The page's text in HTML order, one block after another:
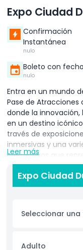
Expo Ciudad
Confirmación
Instantánea
nulo
Boleto con fecha
nulo
Entra en un mundo
Pase de Atracciones
donde la innovación,
en un destino
través de
inmersivas y una
interactivos que
Con acceso a
Distritos de
como a las
humana, la
Desde arquitectura
de progreso, unidad
Leer más
Expo Ciudad
Seleccionar
Adulto